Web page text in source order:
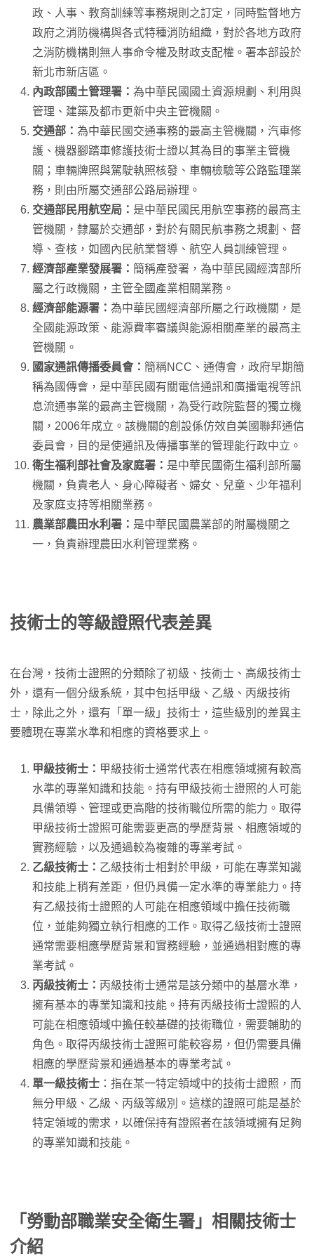
政、人事、教育訓練等事務規則之訂定，同時監督地方
政府之消防機構與各式特種消防組織，對於各地方政府
之消防機構則無人事命令權及財政支配權。署本部設於
新北市新店區。
內政部國土管理署： 為中華民國國土資源規劃、利用與
管理、建築及都市更新中央主管機關。
交通部： 為中華民國交通事務的最高主管機關，汽車修
護、機器腳踏車修護技術士證以其為目的事業主管機
關；車輛牌照與駕駛執照核發、車輛檢驗等公路監理業
務，則由所屬交通部公路局辦理。
交通部民用航空局： 是中華民國民用航空事務的最高主
管機關，隸屬於交通部，對於有關民航事務之規劃、督
導、查核，如國內民航業督導、航空人員訓練管理。
經濟部產業發展署： 簡稱產發署，為中華民國經濟部所
屬之行政機關，主管全國產業相關業務。
經濟部能源署： 為中華民國經濟部所屬之行政機關，是
全國能源政策、能源費率審議與能源相關產業的最高主
管機關。
國家通訊傳播委員會： 簡稱NCC、通傳會，政府早期簡
稱為國傳會，是中華民國有關電信通訊和廣播電視等訊
息流通事業的最高主管機關，為受行政院監督的獨立機
關，2006年成立。該機關的創設係仿效自美國聯邦通信
委員會，目的是使通訊及傳播事業的管理能行政中立。
衛生福利部社會及家庭署： 是中華民國衛生福利部所屬
機關，負責老人、身心障礙者、婦女、兒童、少年福利
及家庭支持等相關業務。
農業部農田水利署： 是中華民國農業部的附屬機關之
一，負責辦理農田水利管理業務。
技術士的等級證照代表差異
在台灣，技術士證照的分類除了初級、技術士、高級技術士
外，還有一個分級系統，其中包括甲級、乙級、丙級技術
士，除此之外，還有「單一級」技術士，這些級別的差異主
要體現在專業水準和相應的資格要求上。
甲級技術士： 甲級技術士通常代表在相應領域擁有較高
水準的專業知識和技能。持有甲級技術士證照的人可能
具備領導、管理或更高階的技術職位所需的能力。取得
甲級技術士證照可能需要更高的學歷背景、相應領域的
實務經驗，以及通過較為複雜的專業考試。
乙級技術士： 乙級技術士相對於甲級，可能在專業知識
和技能上稍有差距，但仍具備一定水準的專業能力。持
有乙級技術士證照的人可能在相應領域中擔任技術職
位，並能夠獨立執行相應的工作。取得乙級技術士證照
通常需要相應學歷背景和實務經驗，並通過相對應的專
業考試。
丙級技術士： 丙級技術士通常是該分類中的基層水準，
擁有基本的專業知識和技能。持有丙級技術士證照的人
可能在相應領域中擔任較基礎的技術職位，需要輔助的
角色。取得丙級技術士證照可能較容易，但仍需要具備
相應的學歷背景和通過基本的專業考試。
單一級技術士 ：指在某一特定領域中的技術士證照，而
無分甲級、乙級、丙級等級別。這樣的證照可能是基於
特定領域的需求，以確保持有證照者在該領域擁有足夠
的專業知識和技能。
「勞動部職業安全衛生署」相關技術士
介紹